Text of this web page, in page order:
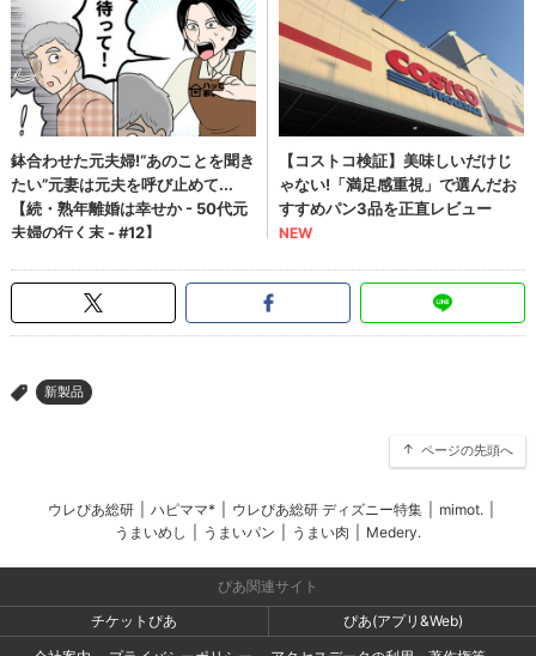
> 新製品
ページの先頭へ
ウレぴあ総研 ハピママ* ウレぴあ総研 ディズニー特集 mimot.
うまいめし
うまいパン うまい肉 Medery.
ぴあ関連サイト
チケットぴあ
ぴあ(アプリ&Web)